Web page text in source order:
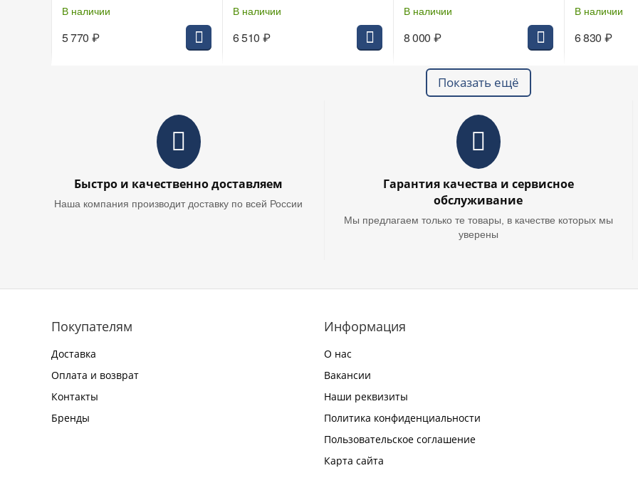
В наличии
5 770 ₽
В наличии
6 510 ₽
В наличии
8 000 ₽
В наличии
6 830 ₽
Показать ещё
Быстро и качественно доставляем
Наша компания производит доставку по всей России
Гарантия качества и сервисное
обслуживание
Мы предлагаем только те товары, в качестве которых мы
уверены
Покупателям
Доставка
Оплата и возврат
Контакты
Бренды
Информация
О нас
Вакансии
Наши реквизиты
Политика конфиденциальности
Пользовательское соглашение
Карта сайта